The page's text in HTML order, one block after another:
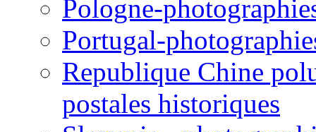
Pologne-
Portugal-
Republique Chine
postales historiques